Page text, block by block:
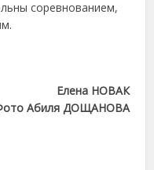
соревнованием,
Елена НОВАК
Абиля ДОЩАНОВА